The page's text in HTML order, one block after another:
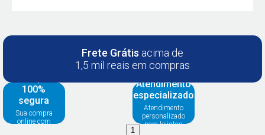
Frete Grátis acima de
1,5 mil reais em compras
100%
segura
Sua compra
online com
Atendimento
especializado
Atendimento
personalizado
para lojistas
1